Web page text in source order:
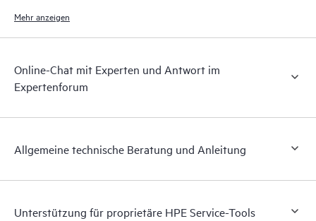
Beitrag für Operational Excellence und Leistungsoptimierung
vom Edge bis zur Cloud leisten.
Mehr anzeigen
Online-Chat mit Experten und Antwort im
Expertenforum
Allgemeine technische Beratung und Anleitung
Unterstützung für proprietäre HPE Service-Tools